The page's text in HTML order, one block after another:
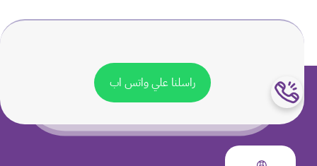
راسلنا علي واتس اب